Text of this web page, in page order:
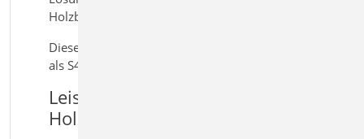
Holzbau.
Dieses Modul ist auch verfügbar
als S400.at | .uk
Leistungsmerkmale S400.de
Holz-Stütze